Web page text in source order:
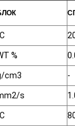
%
cm3 -
s